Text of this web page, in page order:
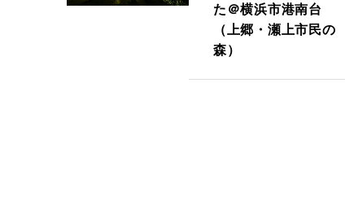
た＠横浜市港南台
（上郷・瀬上市民の
森）